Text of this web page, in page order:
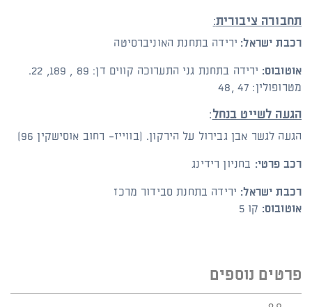
תחבורה ציבורית:
רכבת ישראל: ירידה בתחנת האוניברסיטה
אוטובוס:
מטרופולין: 47 ,48
הגעה לשייט בנחל:
הגעה לגשר אבן גבירול על הירקון. (בווייז- רחוב אוסישקין 96)
רכב פרטי: בחניון רידינג
רכבת ישראל: ירידה בתחנת סבידור מרכז
אוטובוס: קו 5
פרטים נוספים